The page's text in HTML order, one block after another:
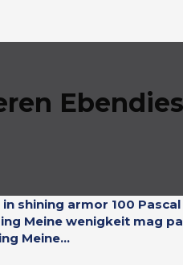
shining armor 100
Meine wenigkeit mag
Meine...